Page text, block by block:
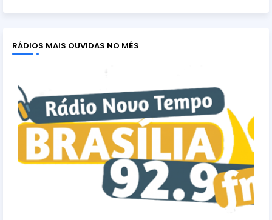
RÁDIOS MAIS OUVIDAS NO MÊS